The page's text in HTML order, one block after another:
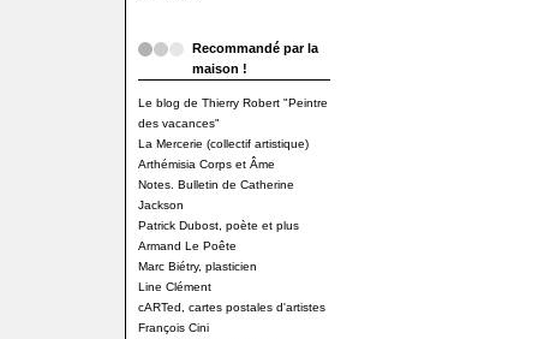
Recommandé par la
maison !
Le blog de Thierry Robert "Peintre
des vacances"
La Mercerie (collectif artistique)
Arthémisia Corps et Âme
Notes. Bulletin de Catherine
Jackson
Patrick Dubost, poète et plus
Armand Le Poête
Marc Biétry, plasticien
Line Clément
cARTed, cartes postales d'artistes
François Cini